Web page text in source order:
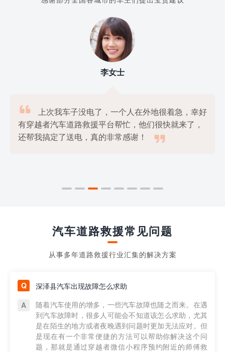
李女士

上次我车子没电了，一个人在外地很着急，幸好
有穿越者汽车道路救援平台帮忙，他们很快就来了，
还帮我搞定了送电，真的非常感谢！

汽车道路救援常见问题
从事多年道路救援行业汇集的解决方案
深泽县汽车出现故障怎么求助
随着汽车使用的增多，一些汽车故障也随之而来。在遇
到汽车故障时，很多人可能会不知道该怎么求助，尤其
是在陌生的地方或者夜晚遇到问题时更加无法应对。但
是现在有一个非常便捷的方法可以帮助你解决这个问
题，那就是通过穿越者微信小程序预约附近的师傅救